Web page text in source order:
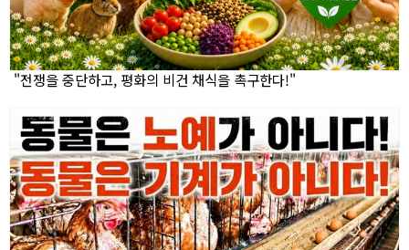
"전쟁을 중단하고, 평화의 비건 채식을 촉구한다!"